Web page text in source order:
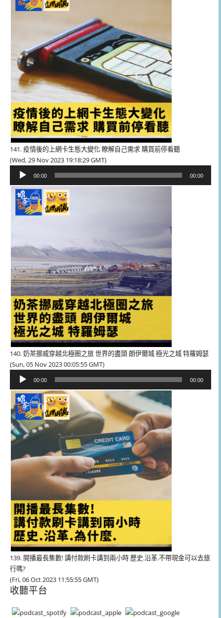
器
141. 疫情後的上網卡生態大變化 瞭解自己需求 購買前停看聽
(Wed, 29 Nov 2023 19:18:29 GMT)
播
器
00:00 00:00
140. 奶茶挪威穿越北極圈之旅 世界的盡頭 朗伊爾城 極光之城 特羅姆瑟
(Sun, 05 Nov 2023 00:05:55 GMT)
播
放
器
00:00 00:00
139. 開播最長集數! 講付款刷卡講到兩小時 歷史.沿革.不帶現金可以去旅
行嗎?
(Fri, 06 Oct 2023 11:55:55 GMT)
收聽平台